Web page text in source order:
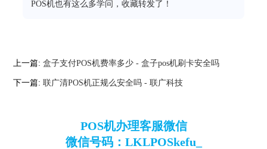
POS机也有这么多学问，收藏转发了！
上一篇:盒子支付POS机费率多少 - 盒子pos机刷卡安全吗
下一篇:联广清POS机正规么安全吗 - 联广科技
POS机办理客服微信
微信号码：LKLPOSkefu_